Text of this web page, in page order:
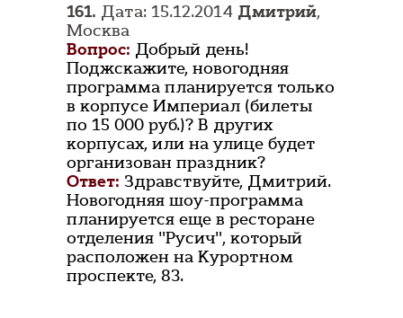
161. Дата: 15.12.2014 Дмитрий,
Москва
Вопрос: Добрый день!
Поджскажите, новогодняя
программа планируется только
в корпусе Империал (билеты
по 15 000 руб.)? В других
корпусах, или на улице будет
организован праздник?
Ответ: Здравствуйте, Дмитрий.
Новогодняя шоу-программа
планируется еще в ресторане
отделения "Русич", который
расположен на Курортном
проспекте, 83.